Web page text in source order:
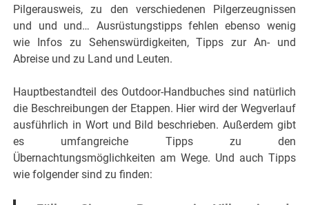
Pilgerausweis, zu den verschiedenen Pilgerzeugnissen
und und und… Ausrüstungstipps fehlen ebenso wenig
wie Infos zu Sehenswürdigkeiten, Tipps zur An- und
Abreise und zu Land und Leuten.
Hauptbestandteil des Outdoor-Handbuches sind natürlich
die Beschreibungen der Etappen. Hier wird der Wegverlauf
ausführlich in Wort und Bild beschrieben. Außerdem gibt
es umfangreiche Tipps zu den
Übernachtungsmöglichkeiten am Wege. Und auch Tipps
wie folgender sind zu finden: